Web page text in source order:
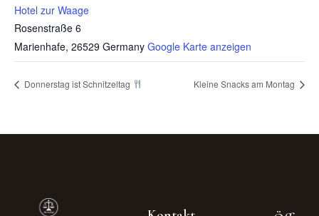
Hotel zur Waage
Rosenstraße 6
Marienhafe, 26529 Germany Google Karte anzeigen
Donnerstag ist Schnitzeltag Kleine Snacks am Montag